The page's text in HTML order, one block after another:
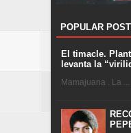
POPULAR
El timacle.
levanta la
Mamajuana . La ...